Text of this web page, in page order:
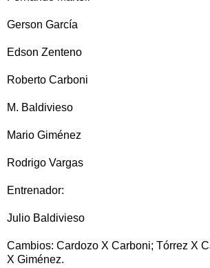
Gerson García
Edson Zenteno
Roberto Carboni
M. Baldivieso
Mario Giménez
Rodrigo Vargas
Entrenador:
Julio Baldivieso
Cambios: Cardozo X Carboni; Tórrez X
X Giménez.